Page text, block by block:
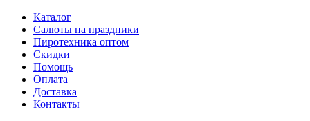
Каталог
Салюты на праздники
Пиротехника оптом
Скидки
Помощь
Оплата
Доставка
Контакты